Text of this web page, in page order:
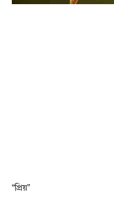
“প্রিয়”